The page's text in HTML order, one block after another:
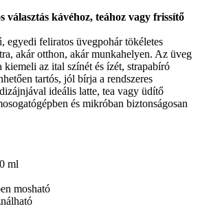
választás kávéhoz, teához vagy frissítő
egyedi feliratos üvegpohár tökéletes
akár otthon, akár munkahelyen. Az üveg
kiemeli az ital színét és ízét, strapabíró
tartós, jól bírja a rendszeres
ideális latte, tea vagy üdítő
és mikróban biztonságosan
ml
mosható